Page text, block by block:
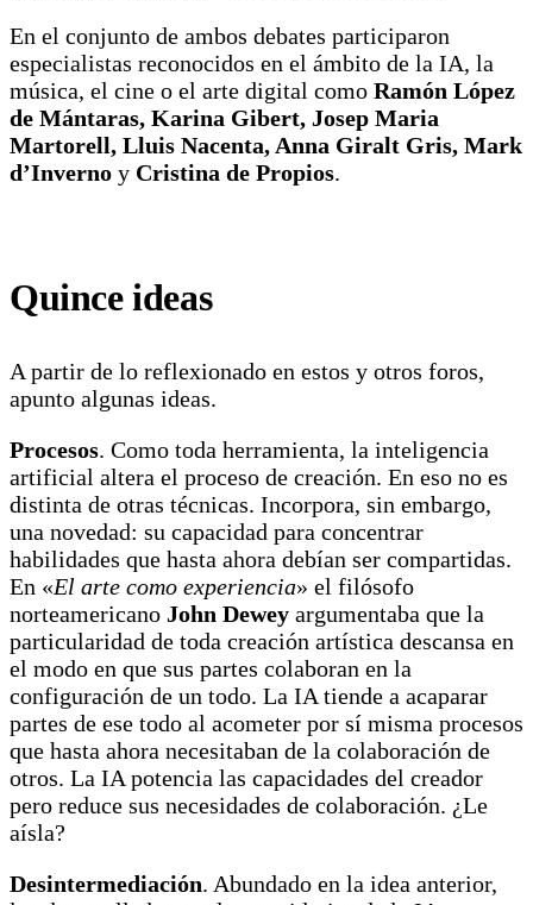
En el conjunto de ambos debates participaron
especialistas reconocidos en el ámbito de la IA, la
música, el cine o el arte digital como Ramón López
de Mántaras, Karina Gibert, Josep Maria
Martorell, Lluis Nacenta, Anna Giralt Gris, Mark
d’Inverno y Cristina de Propios.
Quince ideas
A partir de lo reflexionado en estos y otros foros,
apunto algunas ideas.
Procesos. Como toda herramienta, la inteligencia
artificial altera el proceso de creación. En eso no es
distinta de otras técnicas. Incorpora, sin embargo,
una novedad: su capacidad para concentrar
habilidades que hasta ahora debían ser compartidas.
En «El arte como experiencia» el filósofo
norteamericano John Dewey argumentaba que la
particularidad de toda creación artística descansa en
el modo en que sus partes colaboran en la
configuración de un todo. La IA tiende a acaparar
partes de ese todo al acometer por sí misma procesos
que hasta ahora necesitaban de la colaboración de
otros. La IA potencia las capacidades del creador
pero reduce sus necesidades de colaboración. ¿Le
aísla?
Desintermediación. Abundado en la idea anterior,